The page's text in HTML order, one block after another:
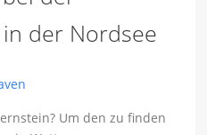
der Nordsee
Um den zu finden